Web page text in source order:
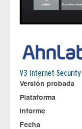
V3 Internet
Versión probada
Plataforma
Informe
Fecha